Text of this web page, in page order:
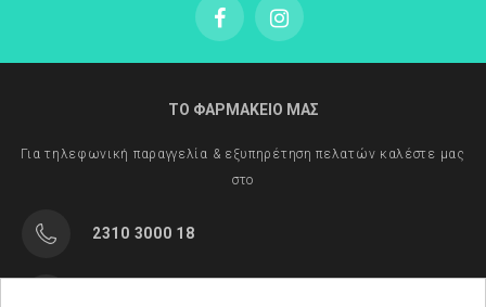
ΤΟ ΦΑΡΜΑΚΕΙΟ ΜΑΣ
Για τηλεφωνική παραγγελία & εξυπηρέτηση πελατών καλέστε μας
στο
2310 3000 18